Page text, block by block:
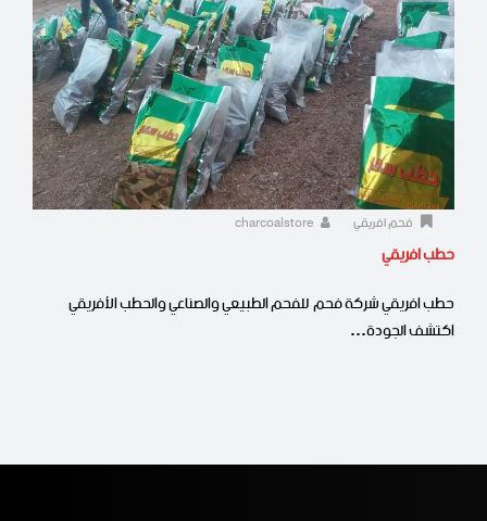
فحم افريقي
حطب افريقي
حطب افريقي شركة فحم للفحم الطبيعي والصناعي والحطب الأفريقي
اكتشف الجودة…